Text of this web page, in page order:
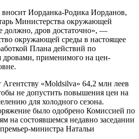
вносит Иорданка-Родика Иорданов,
Министерства окружающей
должно, дров достаточно», —
окру­жающей среды в настоящее
Плана действий по
дровами, применимого на цен­
«Moldsilva» 64,2 млн леев
не допустить повышения цен на
для холодного сезона.
было одобрено Комиссией по
на состоявшемся недавно заседании
министра Натальи